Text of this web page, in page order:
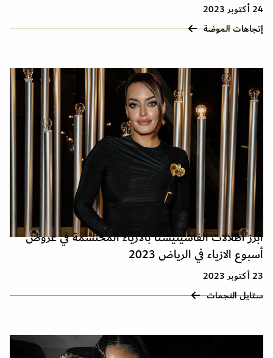
24 أكتوبر 2023
إتجاهات الموضة
أبرز اطلالات الفاشينيستا بالأزياء المحتشمة في عروض
أسبوع الازياء في الرياض 2023
23 أكتوبر 2023
ستايل النجمات